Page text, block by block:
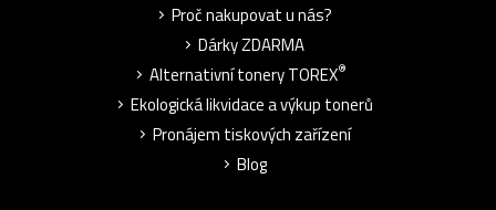
Proč nakupovat u nás?
Dárky ZDARMA
Alternativní tonery TOREX®
Ekologická likvidace a výkup tonerů
Pronájem tiskových zařízení
Blog